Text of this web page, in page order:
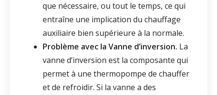
que nécessaire, ou tout le temps, ce qui
entraîne une implication du chauffage
auxiliaire bien supérieure à la normale.
Problème avec la Vanne d’inversion. La
vanne d’inversion est la composante qui
permet à une thermopompe de chauffer
et de refroidir. Si la vanne a des